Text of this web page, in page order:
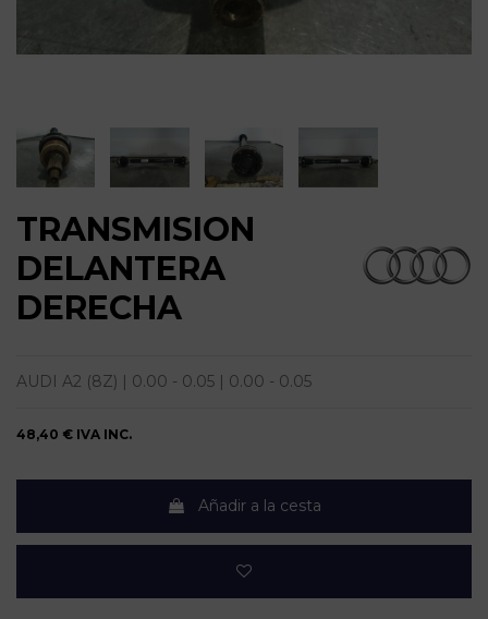
TRANSMISION
DELANTERA
DERECHA
AUDI A2 (8Z) | 0.00 - 0.05 | 0.00 - 0.05
48,40 € IVA INC.
Añadir a la cesta